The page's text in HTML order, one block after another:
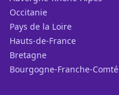
Occitanie
Pays de la Loire
Hauts-de-France
Bretagne
Bourgogne-Franche-Comté